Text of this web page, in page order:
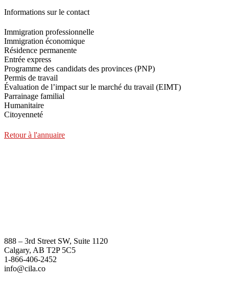
Informations sur le contact
Immigration professionnelle
Immigration économique
Résidence permanente
Entrée express
Programme des candidats des provinces (PNP)
Permis de travail
Évaluation de l’impact sur le marché du travail (EIMT)
Parrainage familial
Humanitaire
Citoyenneté
Retour à l'annuaire
888 – 3rd Street SW, Suite 1120
Calgary, AB T2P 5C5
1-866-406-2452
info@cila.co